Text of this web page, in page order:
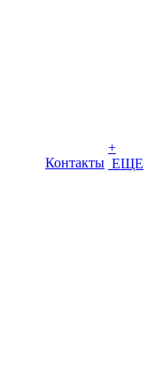
Контакты
+
ЕЩЕ